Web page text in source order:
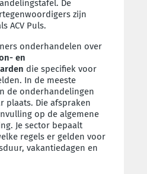
De
zijn
ACV Puls.
onderhandelen over
en
die specifiek voor
In de meeste
de onderhandelingen
plaats. Die afspraken
op de algemene
Je sector bepaalt
regels er gelden voor
vakantiedagen en